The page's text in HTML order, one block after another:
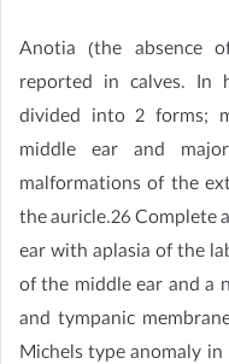
Anotia (the absence
reported in calves. In
divided into 2 forms;
middle ear and
malformations of the
the auricle.26 Complete
ear with aplasia of the
of the middle ear and a
and tympanic
Michels type anomaly